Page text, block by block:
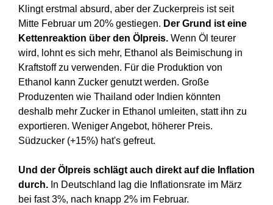
Klingt erstmal absurd, aber der Zuckerpreis ist seit
Mitte Februar um 20% gestiegen. Der Grund ist eine
Kettenreaktion über den Ölpreis. Wenn Öl teurer
wird, lohnt es sich mehr, Ethanol als Beimischung in
Kraftstoff zu verwenden. Für die Produktion von
Ethanol kann Zucker genutzt werden. Große
Produzenten wie Thailand oder Indien könnten
deshalb mehr Zucker in Ethanol umleiten, statt ihn zu
exportieren. Weniger Angebot, höherer Preis.
Südzucker (+15%) hat's gefreut.
Und der Ölpreis schlägt auch direkt auf die Inflation
durch. In Deutschland lag die Inflationsrate im März
bei fast 3%, nach knapp 2% im Februar.